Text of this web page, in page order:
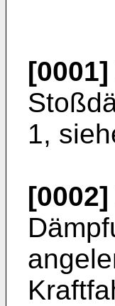
[0001]
1,
[0002]